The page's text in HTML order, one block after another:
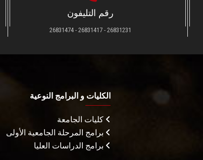
رقم التليفون
26831231 - 26831417 - 26831474
الكليات و البرامج النوعية
كليات الجامعة
برامج المرحلة الجامعية الأولى
برامج الدراسات العليا